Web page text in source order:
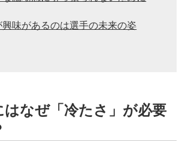
興味があるのは選手の未来の姿
はなぜ「冷たさ」が必要